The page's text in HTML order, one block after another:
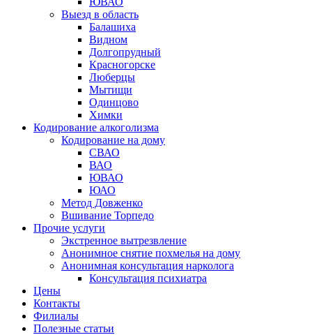
Выезд в область
Балашиха
Видном
Долгопрудный
Красногорске
Люберцы
Мытищи
Одинцово
Химки
Кодирование алкоголизма
Кодирование на дому
СВАО
ВАО
ЮВАО
ЮАО
Метод Довженко
Вшивание Торпедо
Прочие услуги
Экстренное вытрезвление
Анонимное снятие похмелья на дому
Анонимная консультация нарколога
Консультация психиатра
Цены
Контакты
Филиалы
Полезные статьи